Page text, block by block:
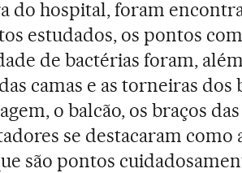
do hospital, foram
estudados, os pontos
de bactérias foram,
camas e as torneiras dos
o balcão, os braços
se destacaram como
são pontos